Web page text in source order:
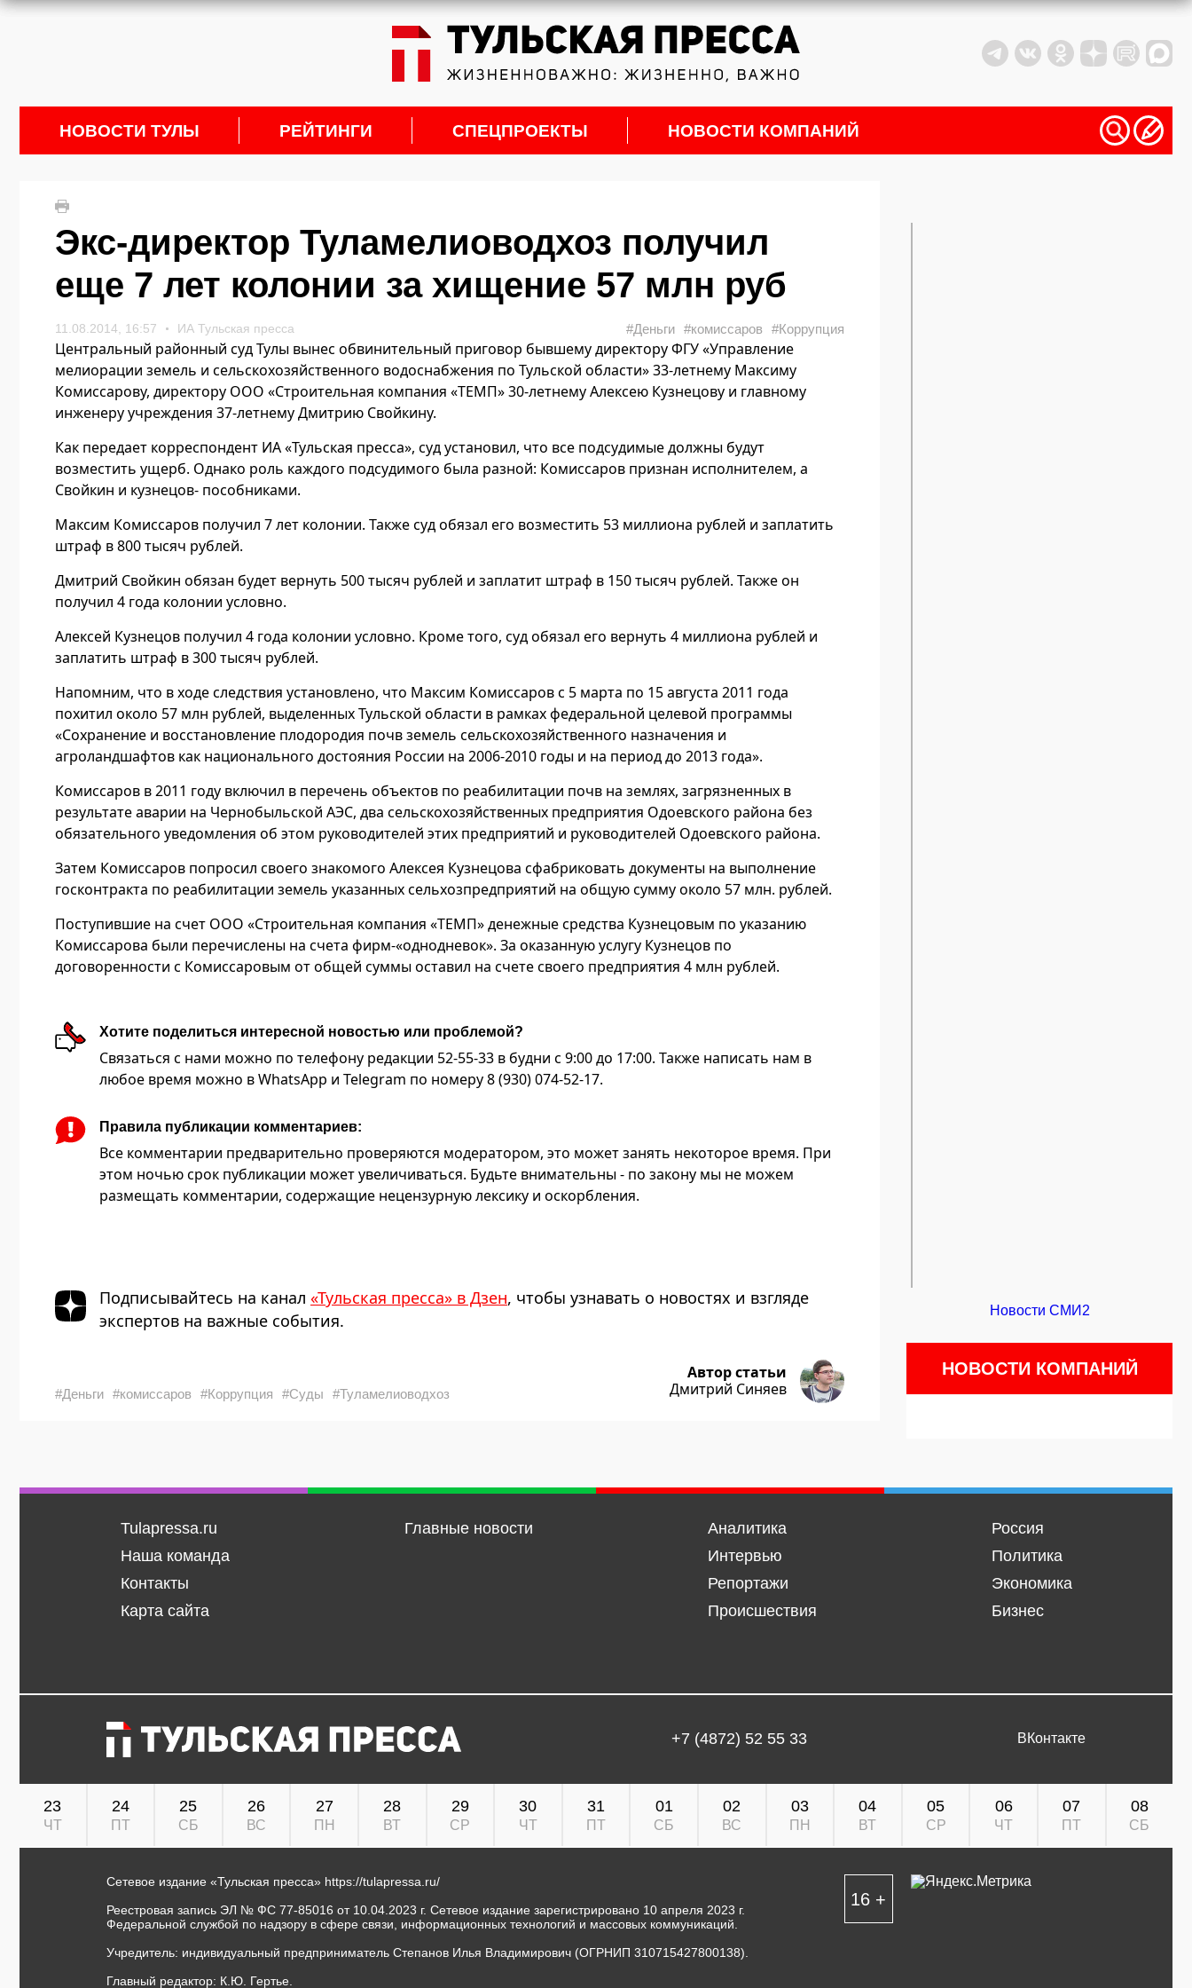
НОВОСТИ ТУЛЫ РЕЙТИНГИ СПЕЦПРОЕКТЫ НОВОСТИ КОМПАНИЙ
Экс-директор Туламелиоводхоз получил
еще 7 лет колонии за хищение 57 млн руб
11.08.2014, 16:57 ИА Тульская пресса #Деньги #комиссаров #Коррупция
Центральный районный суд Тулы вынес обвинительный приговор бывшему директору ФГУ «Управление
мелиорации земель и сельскохозяйственного водоснабжения по Тульской области» 33-летнему Максиму
Комиссарову, директору ООО «Строительная компания «ТЕМП» 30-летнему Алексею Кузнецову и главному
инженеру учреждения 37-летнему Дмитрию Свойкину.
Как передает корреспондент ИА «Тульская пресса», суд установил, что все подсудимые должны будут
возместить ущерб. Однако роль каждого подсудимого была разной: Комиссаров признан исполнителем, а
Свойкин и кузнецов- пособниками.
Максим Комиссаров получил 7 лет колонии. Также суд обязал его возместить 53 миллиона рублей и заплатить
штраф в 800 тысяч рублей.
Дмитрий Свойкин обязан будет вернуть 500 тысяч рублей и заплатит штраф в 150 тысяч рублей. Также он
получил 4 года колонии условно.
Алексей Кузнецов получил 4 года колонии условно. Кроме того, суд обязал его вернуть 4 миллиона рублей и
заплатить штраф в 300 тысяч рублей.
Напомним, что в ходе следствия установлено, что Максим Комиссаров с 5 марта по 15 августа 2011 года
похитил около 57 млн рублей, выделенных Тульской области в рамках федеральной целевой программы
«Сохранение и восстановление плодородия почв земель сельскохозяйственного назначения и
агроландшафтов как национального достояния России на 2006-2010 годы и на период до 2013 года».
Комиссаров в 2011 году включил в перечень объектов по реабилитации почв на землях, загрязненных в
результате аварии на Чернобыльской АЭС, два сельскохозяйственных предприятия Одоевского района без
обязательного уведомления об этом руководителей этих предприятий и руководителей Одоевского района.
Затем Комиссаров попросил своего знакомого Алексея Кузнецова сфабриковать документы на выполнение
госконтракта по реабилитации земель указанных сельхозпредприятий на общую сумму около 57 млн. рублей.
Поступившие на счет ООО «Строительная компания «ТЕМП» денежные средства Кузнецовым по указанию
Комиссарова были перечислены на счета фирм-«однодневок». За оказанную услугу Кузнецов по
договоренности с Комиссаровым от общей суммы оставил на счете своего предприятия 4 млн рублей.
Хотите поделиться интересной новостью или проблемой?
Связаться с нами можно по телефону редакции 52-55-33 в будни с 9:00 до 17:00. Также написать нам в
любое время можно в WhatsApp и Telegram по номеру 8 (930) 074-52-17.
Правила публикации комментариев:
Все комментарии предварительно проверяются модератором, это может занять некоторое время. При
этом ночью срок публикации может увеличиваться. Будьте внимательны - по закону мы не можем
размещать комментарии, содержащие нецензурную лексику и оскорбления.
Подписывайтесь на канал «Тульская пресса» в Дзен, чтобы узнавать о новостях и взгляде
экспертов на важные события.
#Деньги #комиссаров #Коррупция #Суды #Туламелиоводхоз
Автор статьи
Дмитрий Синяев
Новости СМИ2
НОВОСТИ КОМПАНИЙ
Tulapressa.ru
Наша команда
Контакты
Карта сайта
Главные новости
Аналитика
Интервью
Репортажи
Происшествия
Россия
Политика
Экономика
Бизнес
+7 (4872) 52 55 33 ВКонтакте
23
ЧТ
24
ПТ
25
СБ
26
ВС
27
ПН
28
ВТ
29
СР
30
ЧТ
31
ПТ
01
СБ
02
ВС
03
ПН
04
ВТ
05
СР
06
ЧТ
07
ПТ
08
СБ
Сетевое издание «Тульская пресса» https://tulapressa.ru/
Реестровая запись ЭЛ № ФС 77-85016 от 10.04.2023 г. Сетевое издание зарегистрировано 10 апреля 2023 г.
Федеральной службой по надзору в сфере связи, информационных технологий и массовых коммуникаций.
Учредитель: индивидуальный предприниматель Степанов Илья Владимирович (ОГРНИП 310715427800138).
Главный редактор: К.Ю. Гертье.
16 +